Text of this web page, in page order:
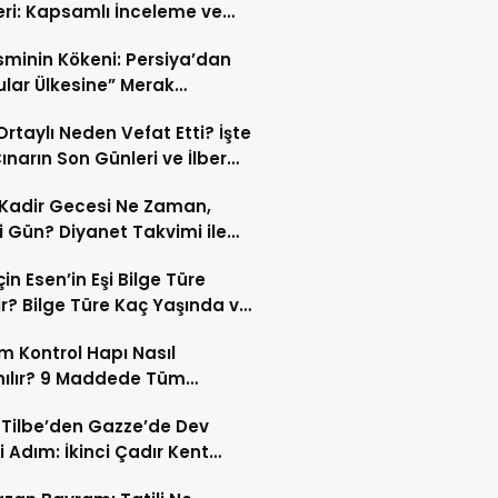
Kapsamlı İnceleme ve
Kökeni: Persiya’dan
Ülkesine” Merak
Neden Vefat Etti? İşte
Son Günleri ve İlber
Gecesi Ne Zaman,
Gün? Diyanet Takvimi ile
Esen’in Eşi Bilge Türe
Bilge Türe Kaç Yaşında ve
Kontrol Hapı Nasıl
9 Maddede Tüm
Tilbe’den Gazze’de Dev
Adım: İkinci Çadır Kent